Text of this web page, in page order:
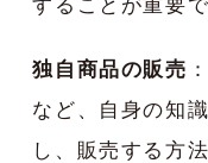
することが重要で
独自商品の販売
など、自身の知
し、販売する方法